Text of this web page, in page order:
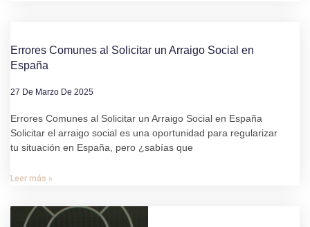
Errores Comunes al Solicitar un Arraigo Social en
España
27 De Marzo De 2025
Errores Comunes al Solicitar un Arraigo Social en España
Solicitar el arraigo social es una oportunidad para regularizar
tu situación en España, pero ¿sabías que
Leer más »